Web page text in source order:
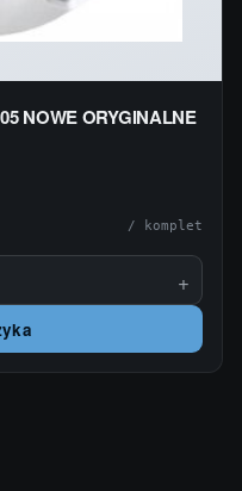
NOWE ORYGINALNE
/ komplet
+